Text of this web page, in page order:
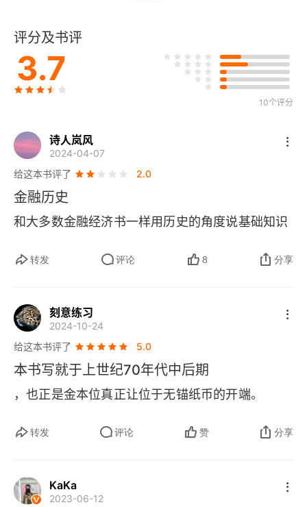
第十一章 崩塌
第十二章 终极通货膨胀
第十四章 财源中断之时
第十五章 来自不可能的威胁
第十九章 全盛时期的新经济学
第二十章 去向何方
后记
评分及书评
3.7
10个评分
诗人岚风
2024-04-07
给这本书评了
2.0
金融历史
和大多数金融经济书一样用历史的角度说基础知识
转发 评论 8 分享
刻意练习
2024-10-24
给这本书评了
5.0
本书写就于上世纪70年代中后期
，也正是金本位真正让位于无锚纸币的开端。
转发 评论 赞 分享
KaKa
2023-06-12